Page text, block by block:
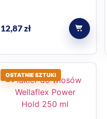
12,87zł
OSTATNIE SZTUKI